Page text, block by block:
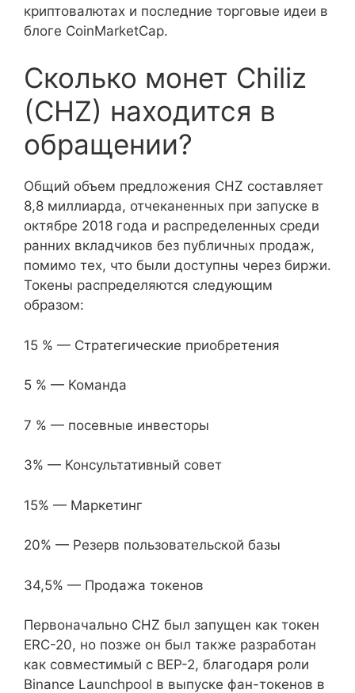
криптовалютах и последние торговые идеи в
блоге CoinMarketCap.
Сколько монет Chiliz
(CHZ) находится в
обращении?
Общий объем предложения CHZ составляет
8,8 миллиарда, отчеканенных при запуске в
октябре 2018 года и распределенных среди
ранних вкладчиков без публичных продаж,
помимо тех, что были доступны через биржи.
Токены распределяются следующим
образом:
15 % — Стратегические приобретения
5 % — Команда
7 % — посевные инвесторы
3% — Консультативный совет
15% — Маркетинг
20% — Резерв пользовательской базы
34,5% — Продажа токенов
Первоначально CHZ был запущен как токен
ERC-20, но позже он был также разработан
как совместимый с BEP-2, благодаря роли
Binance Launchpool в выпуске фан-токенов в